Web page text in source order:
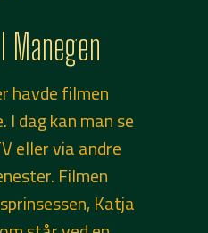
Manegen
havde filmen
dag kan man se
eller via andre
Filmen
Katja